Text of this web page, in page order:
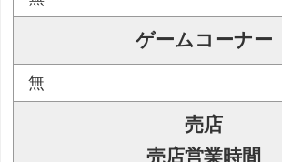
ゲームコーナー
無
売店
売店営業時間